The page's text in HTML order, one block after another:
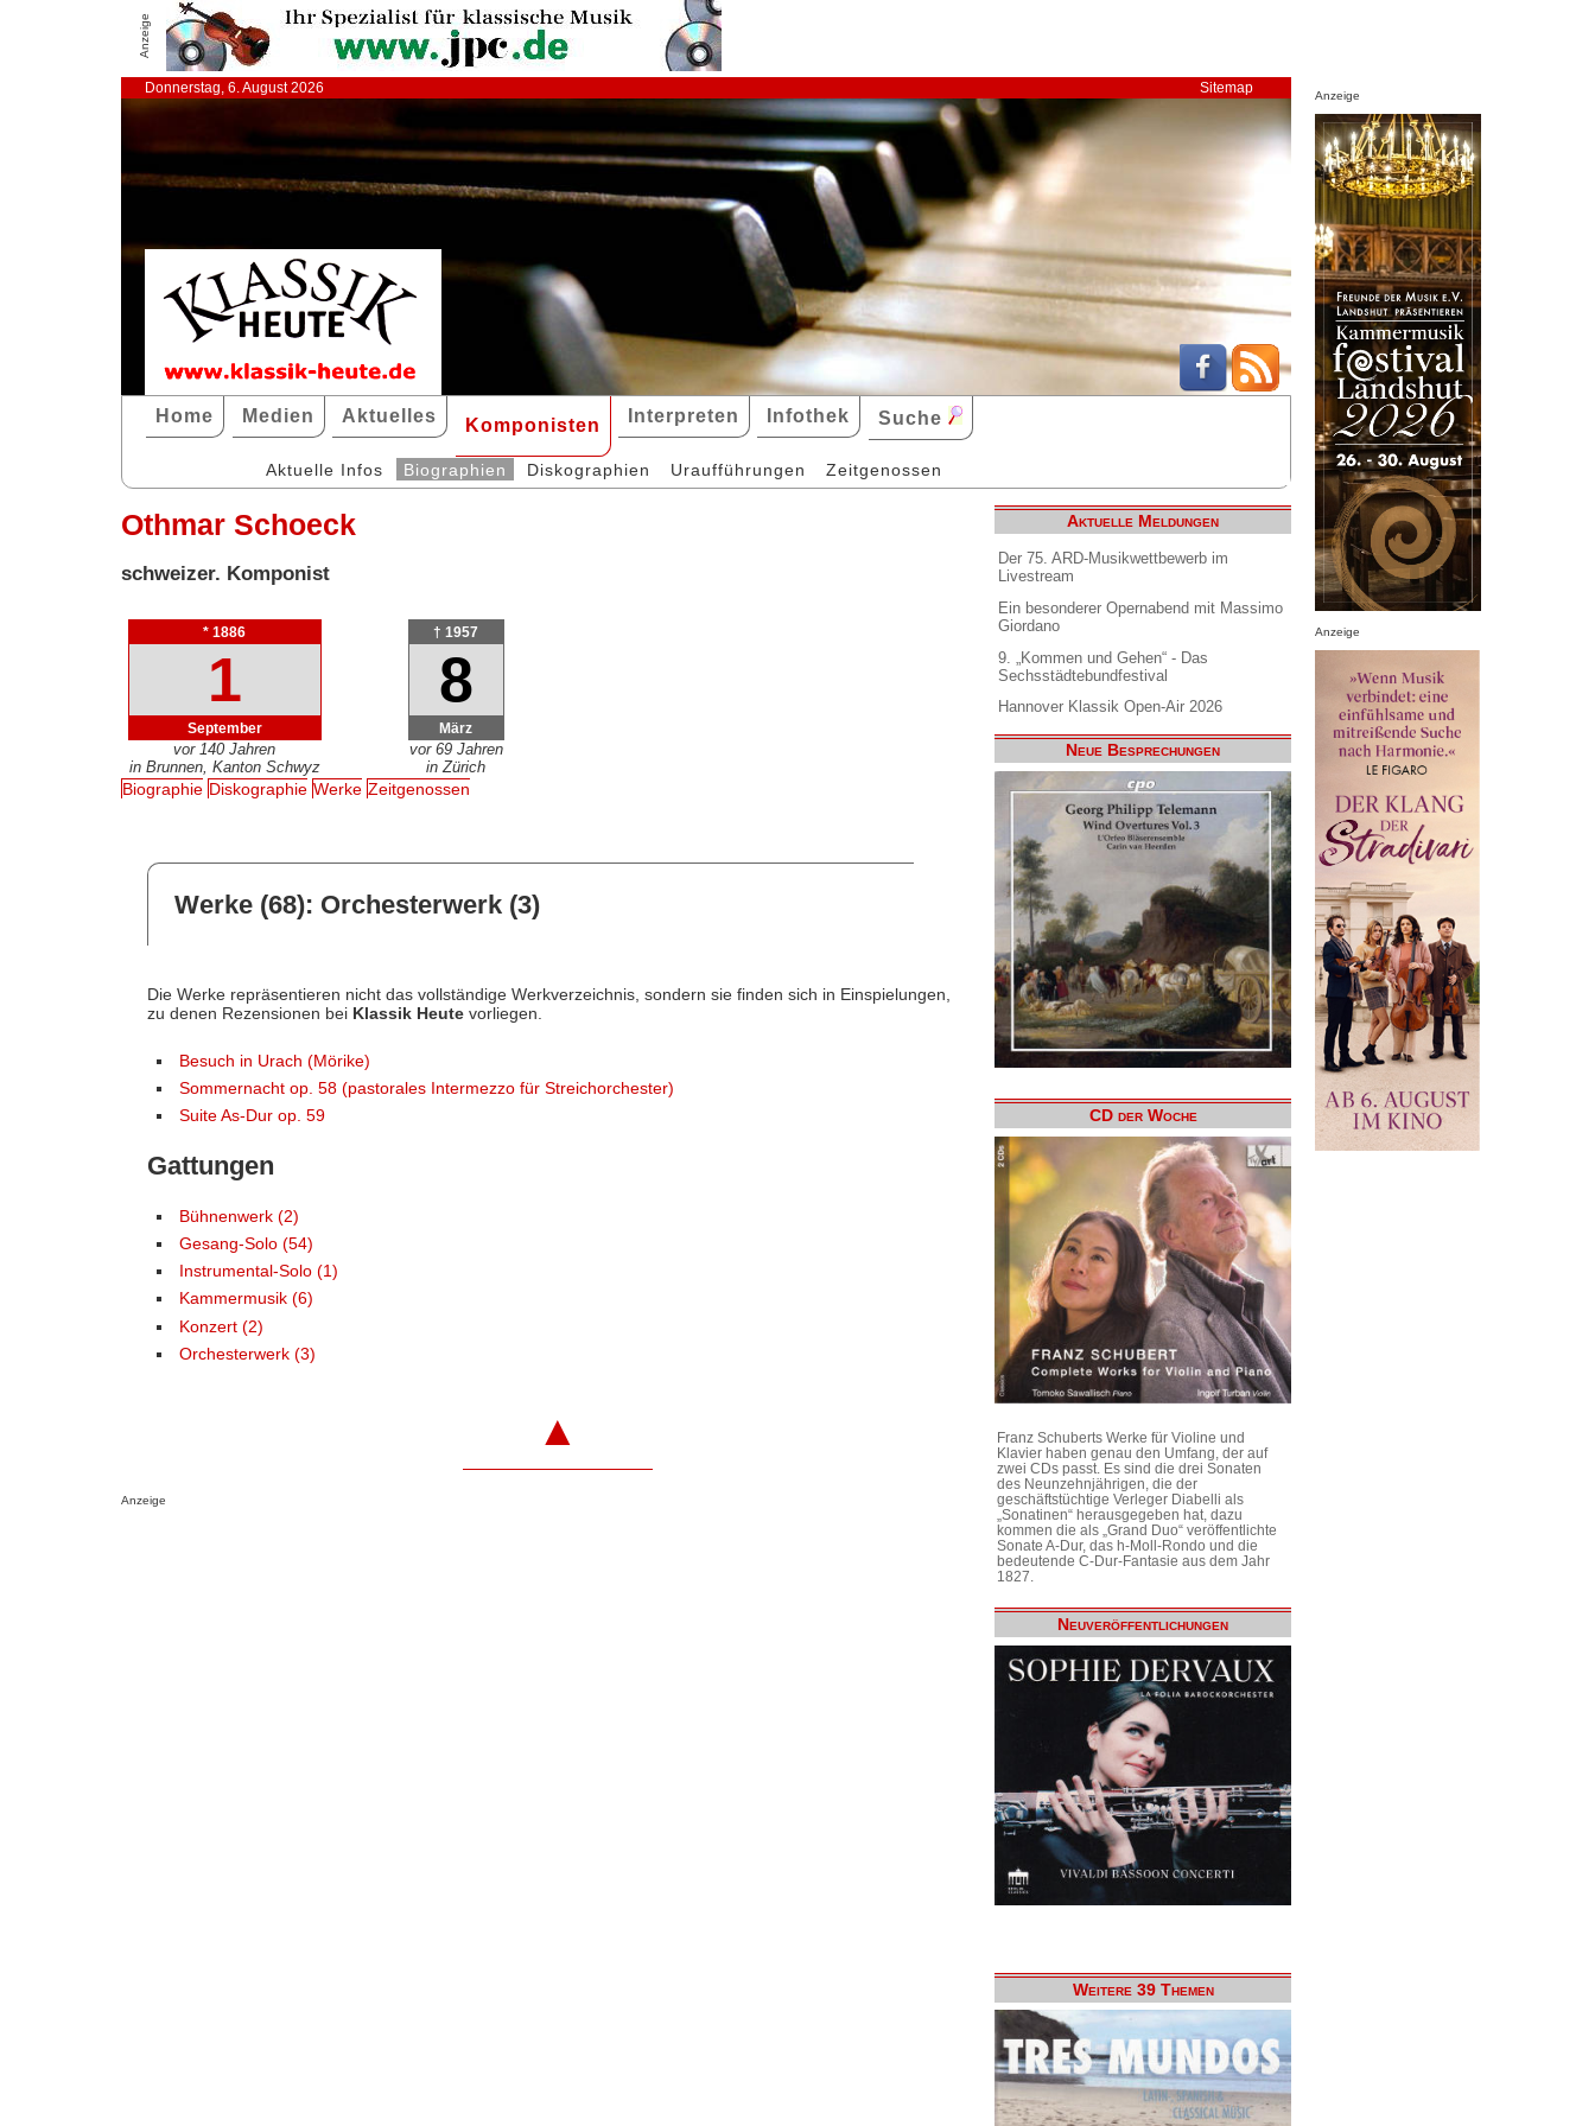
Anzeige
Donnerstag, 6. August 2026 Sitemap
Home Medien Aktuelles Komponisten Interpreten Infothek Suche
Aktuelle Infos Biographien Diskographien Uraufführungen Zeitgenossen
Othmar Schoeck
schweizer. Komponist
* 1886
1
September
vor 140 Jahren
in Brunnen, Kanton Schwyz
† 1957
8
März
vor 69 Jahren
in Zürich
Biographie Diskographie Werke Zeitgenossen
Werke (68): Orchesterwerk (3)
Die Werke repräsentieren nicht das vollständige Werkverzeichnis, sondern sie finden sich in Einspielungen,
zu denen Rezensionen bei Klassik Heutevorliegen.
Besuch in Urach (Mörike)
Sommernacht op. 58 (pastorales Intermezzo für Streichorchester)
Suite As-Dur op. 59
Gattungen
Bühnenwerk (2)
Gesang-Solo (54)
Instrumental-Solo (1)
Kammermusik (6)
Konzert (2)
Orchesterwerk (3)
▲
Anzeige
Aktuelle Meldungen
Der 75. ARD-Musikwettbewerb im
Livestream
Ein besonderer Opernabend mit Massimo
Giordano
9. „Kommen und Gehen“ - Das
Sechsstädtebundfestival
Hannover Klassik Open-Air 2026
Neue Besprechungen
CD der Woche
Franz Schuberts Werke für Violine und
Klavier haben genau den Umfang, der auf
zwei CDs passt. Es sind die drei Sonaten
des Neunzehnjährigen, die der
geschäftstüchtige Verleger Diabelli als
„Sonatinen“ herausgegeben hat, dazu
kommen die als „Grand Duo“ veröffentlichte
Sonate A-Dur, das h-Moll-Rondo und die
bedeutende C-Dur-Fantasie aus dem Jahr
1827.
Neuveröffentlichungen
Weitere 39 Themen
Anzeige
Anzeige